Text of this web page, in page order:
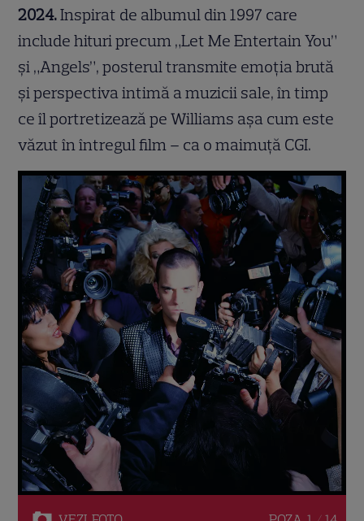
2024.Inspirat de albumul din 1997 care
include hituri precum „Let Me Entertain You”
și „Angels”, posterul transmite emoția brută
și perspectiva intimă a muzicii sale, în timp
ce îl portretizează pe Williams așa cum este
văzut în întregul film – ca o maimuță CGI.